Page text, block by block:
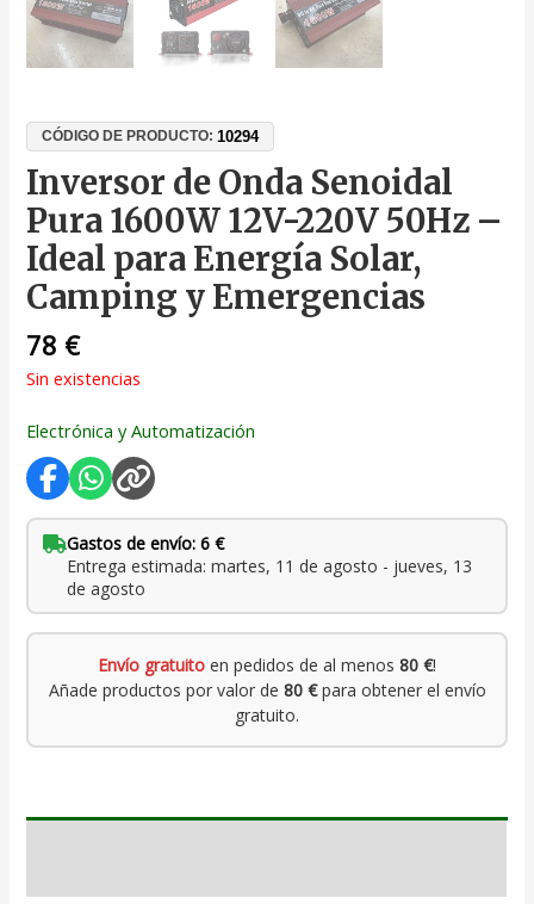
CÓDIGO DE PRODUCTO:10294
Inversor de Onda Senoidal
Pura 1600W 12V-220V 50Hz –
Ideal para Energía Solar,
Camping y Emergencias
78 €
Sin existencias
Electrónica y Automatización
Gastos de envío: 6 €
Entrega estimada: martes, 11 de agosto - jueves, 13
de agosto
Envío gratuito en pedidos de al menos 80 €!
Añade productos por valor de 80 €para obtener el envío
gratuito.